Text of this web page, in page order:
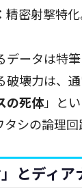
：精密射撃特化
データは特
破壊力は、
の死体」と
シの論理
とディア